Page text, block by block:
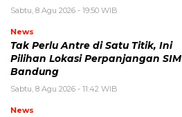
Sabtu, 8 Agu 2026 - 19:50 WIB
News
Tak Perlu Antre di Satu Titik, Ini
Pilihan Lokasi Perpanjangan
Bandung
Sabtu, 8 Agu 2026 - 11:42 WIB
News